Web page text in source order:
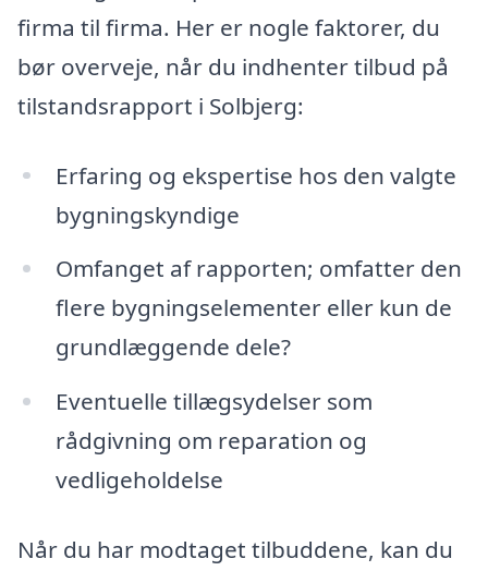
firma til firma. Her er nogle faktorer, du
bør overveje, når du indhenter tilbud på
tilstandsrapport i Solbjerg:
Erfaring og ekspertise hos den valgte
bygningskyndige
Omfanget af rapporten; omfatter den
flere bygningselementer eller kun de
grundlæggende dele?
Eventuelle tillægsydelser som
rådgivning om reparation og
vedligeholdelse
Når du har modtaget tilbuddene, kan du